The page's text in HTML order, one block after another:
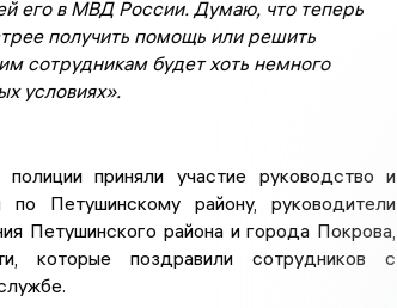
его в МВД России. Думаю, что теперь
получить помощь или решить
сотрудникам будет хоть немного
условиях».
приняли участие руководство и
Петушинскому району, руководители
Петушинского района и города Покрова,
которые поздравили сотрудников с